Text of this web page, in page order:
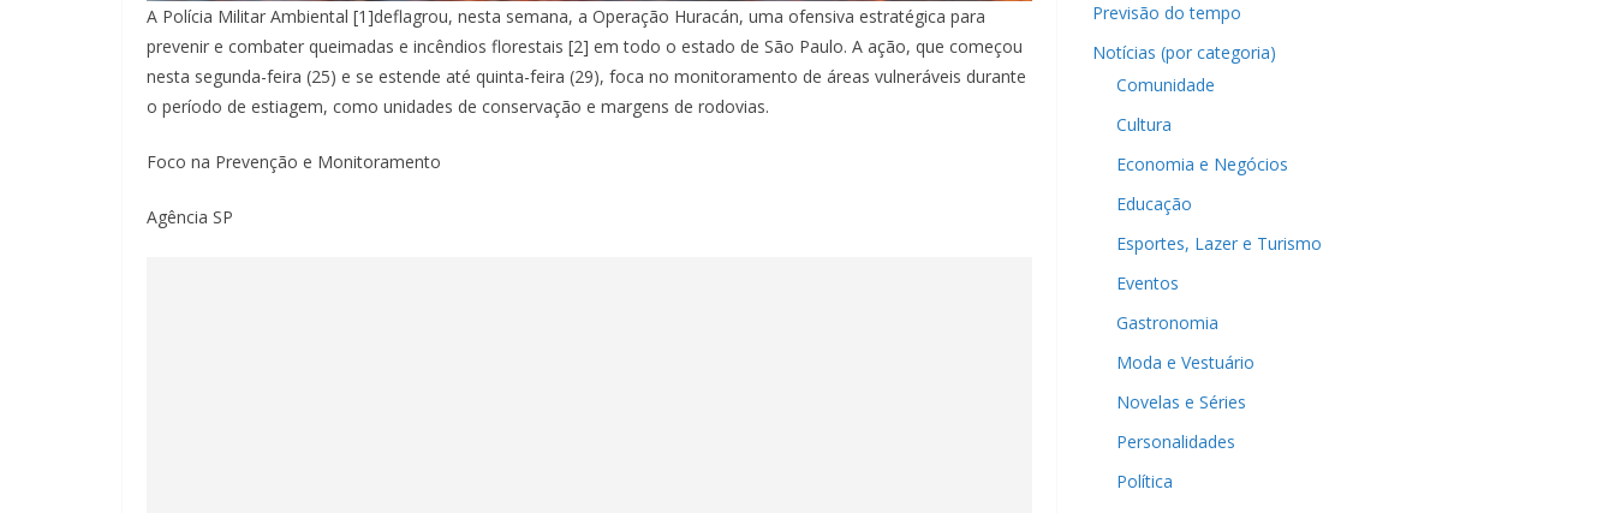
A Polícia Militar Ambiental [1]deflagrou, nesta semana, a Operação Huracán, uma ofensiva estratégica para
prevenir e combater queimadas e incêndios florestais [2] em todo o estado de São Paulo. A ação, que começou
nesta segunda-feira (25) e se estende até quinta-feira (29), foca no monitoramento de áreas vulneráveis durante
o período de estiagem, como unidades de conservação e margens de rodovias.
Foco na Prevenção e Monitoramento
Agência SP
Previsão do tempo
Notícias (por categoria)
Comunidade
Cultura
Economia e Negócios
Educação
Esportes, Lazer e Turismo
Eventos
Gastronomia
Moda e Vestuário
Novelas e Séries
Personalidades
Política